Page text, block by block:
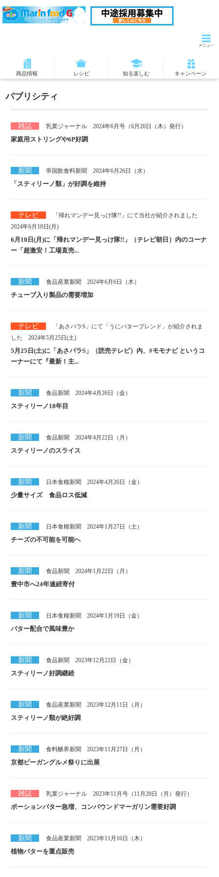
商品情報 レシピ 知る楽しむ キャンペーン
パブリシティ
雑誌 乳業ジャーナル 2024年6月号（6月20日（木）発行）
家庭用ストリングや6P好調
新聞 帝国飲食料新聞 2024年6月26日（水）
「スティリーノ類」が好調を維持
テレビ
「帰れマンデー見っけ隊!!」にて当社が紹介されました
2024年6月10日(月)
6月10日(月)に「帰れマンデー見っけ隊!!」（テレビ朝日）内のコーナ
ー「超激安！工場直売...
新聞 食品産業新聞 2024年6月6日（木）
チューブ入り製品の需要増加
テレビ
「あさパラS」にて「うにバターブレンド」が紹介されま
した 2024年5月25日(土)
5月25日(土)に「あさパラS」（読売テレビ）内、#モモナビ というコ
ーナーにて『最新！主...
新聞 食品新聞 2024年4月26日（金）
スティリーノ18年目
新聞 食品新聞 2024年4月22日（月）
スティリーノのスライス
新聞 日本食糧新聞 2024年4月26日（金）
少量サイズ 食品ロス低減
新聞 日本食糧新聞 2024年1月27日（土）
チーズの不可能を可能へ
新聞 食品新聞 2024年1月22日（月）
豊中市へ24年連続寄付
新聞 日本食糧新聞 2024年1月19日（金）
バター配合で風味豊か
新聞 食品新聞 2023年12月22日（金）
スティリーノ好調継続
新聞 食品産業新聞 2023年12月11日（月）
スティリーノ類が絶好調
新聞 食料醸界新聞 2023年11月27日（月）
京都ビーガングルメ祭りに出展
雑誌 乳業ジャーナル 2023年11月号（11月20日（月）発行）
ポーションバター急増、コンパウンドマーガリン需要好調
新聞 食品産業新聞 2023年11月16日（木）
植物バターを重点販売